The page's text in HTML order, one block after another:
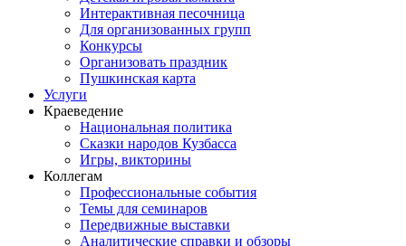
Интерактивная песочница
Для организованных групп
Конкурсы
Организовать праздник
Пушкинская карта
Услуги
Краеведение
Национальная политика
Сказки народов Кузбасса
Игры, викторины
Коллегам
Профессиональные события
Темы для семинаров
Передвижные выставки
Аналитические справки и обзоры